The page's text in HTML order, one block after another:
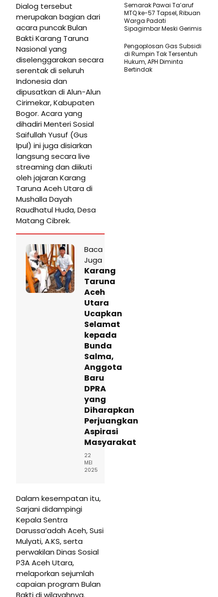
Dialog tersebut
merupakan bagian dari
acara puncak Bulan
Bakti Karang Taruna
Nasional yang
diselenggarakan secara
serentak di seluruh
Indonesia dan
dipusatkan di Alun-Alun
Cirimekar, Kabupaten
Bogor. Acara yang
dihadiri Menteri Sosial
Saifullah Yusuf (Gus
Ipul) ini juga disiarkan
langsung secara live
streaming dan diikuti
oleh jajaran Karang
Taruna Aceh Utara di
Mushalla Dayah
Raudhatul Huda, Desa
Matang Cibrek.
Baca
Juga
Karang
Taruna
Aceh
Utara
Ucapkan
Selamat
kepada
Bunda
Salma,
Anggota
Baru
DPRA
yang
Diharapkan
Perjuangkan
Aspirasi
Masyarakat
22
MEI
2025
Dalam kesempatan itu,
Sarjani didampingi
Kepala Sentra
Darussa’adah Aceh, Susi
Mulyati, A.KS, serta
perwakilan Dinas Sosial
P3A Aceh Utara,
melaporkan sejumlah
capaian program Bulan
Bakti di wilayahnya.
Semarak Pawai Ta’aruf
MTQ ke-57 Tapsel, Ribuan
Warga Padati
Sipagimbar Meski Gerimis
Pengoplosan Gas Subsidi
di Rumpin Tak Tersentuh
Hukum, APH Diminta
Bertindak